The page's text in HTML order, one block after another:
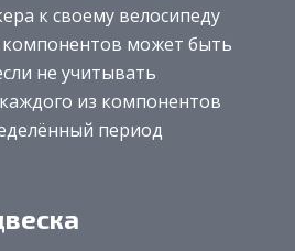
к своему велосипеду
компонентов может быть
не учитывать
из компонентов
период